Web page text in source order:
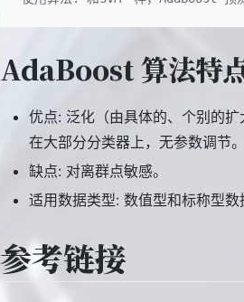
AdaBoost 算法特
优点: 泛化（由具体的、个别的
在大部分分类器上，无参数调节。
缺点: 对离群点敏感。
适用数据类型: 数值型和标称型数
参考链接